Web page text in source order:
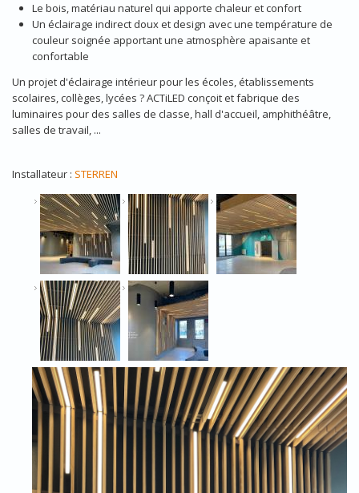
Le bois, matériau naturel qui apporte chaleur et confort
Un éclairage indirect doux et design avec une température de
couleur soignée apportant une atmosphère apaisante et
confortable
Un projet d'éclairage intérieur pour les écoles, établissements
scolaires, collèges, lycées ? ACTiLED conçoit et fabrique des
luminaires pour des salles de classe, hall d'accueil, amphithéâtre,
salles de travail, ...
Installateur : STERREN